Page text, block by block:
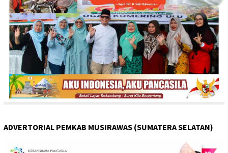
ADVERTORIAL PEMKAB MUSIRAWAS (SUMATERA SELATAN)